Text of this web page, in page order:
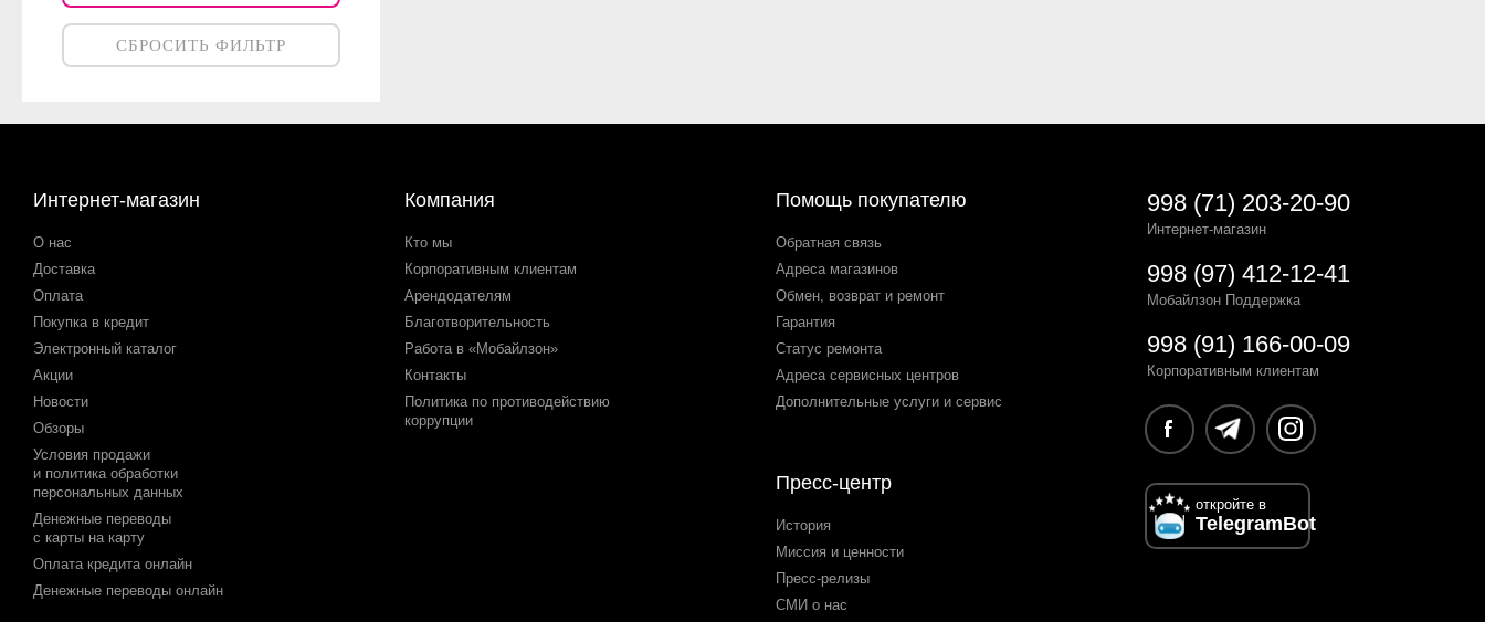
СБРОСИТЬ ФИЛЬТР
Интернет-магазин
О нас
Доставка
Оплата
Покупка в кредит
Электронный каталог
Акции
Новости
Обзоры
Условия продажи
и политика обработки
персональных данных
Денежные переводы
с карты на карту
Оплата кредита онлайн
Денежные переводы онлайн
Компания
Кто мы
Корпоративным клиентам
Арендодателям
Благотворительность
Работа в «Мобайлзон»
Контакты
Политика по противодействию
коррупции
Помощь покупателю
Обратная связь
Адреса магазинов
Обмен, возврат и ремонт
Гарантия
Статус ремонта
Адреса сервисных центров
Дополнительные услуги и сервис
Пресс-центр
История
Миссия и ценности
Пресс-релизы
СМИ о нас
998 (71) 203-20-90
Интернет-магазин
998 (97) 412-12-41
Мобайлзон Поддержка
998 (91) 166-00-09
Корпоративным клиентам
откройте в
TelegramBot